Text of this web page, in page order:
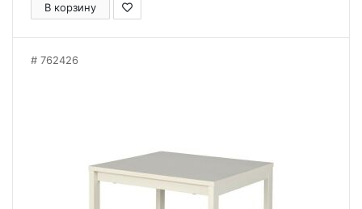
В корзину
762426